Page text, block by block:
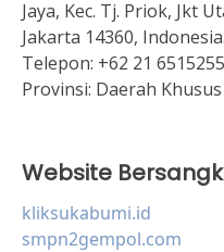
Jaya, Kec. Tj. Priok, Jkt
Jakarta 14360, Indonesia.
Telepon: +62 21 6515255
Provinsi: Daerah
Website
kliksukabumi.id
smpn2gempol.com